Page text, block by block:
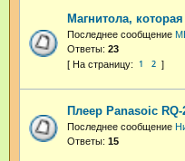
Магнитола,
Последнее сообщение
Ответы: 23
1 2
Плеер Panasoic RQ-
Последнее сообщение
Ответы: 15